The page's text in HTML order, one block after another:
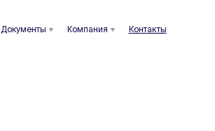
Контакты
Компания